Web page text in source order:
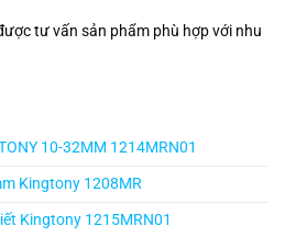
tư vấn sản phẩm phù hợp với nhu
10-32MM 1214MRN01
Kingtony 1208MR
Kingtony 1215MRN01